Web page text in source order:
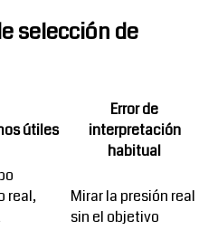
selección de
útiles
Error de
interpretación
habitual
real,
Mirar la presión real
sin el objetivo